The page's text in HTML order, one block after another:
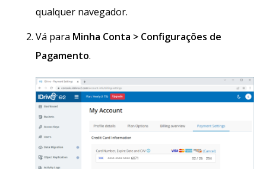
qualquer navegador.
Vá para Minha Conta > Configurações de
Pagamento.